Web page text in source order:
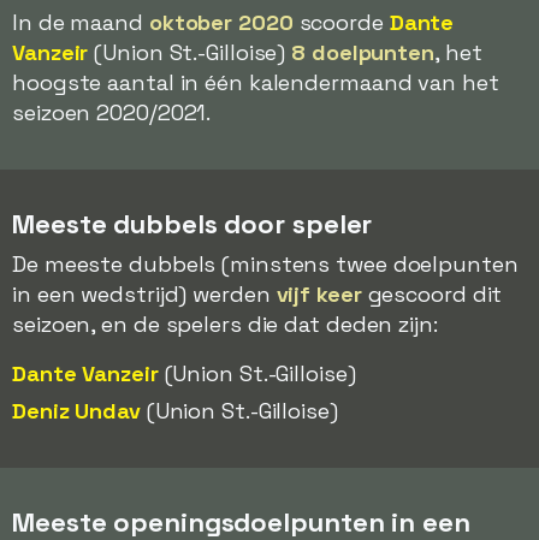
In de maand oktober 2020 scoorde Dante
Vanzeir (Union St.-Gilloise) 8 doelpunten, het
hoogste aantal in één kalendermaand van het
seizoen 2020/2021.
Meeste dubbels door speler
De meeste dubbels (minstens twee doelpunten
in een wedstrijd) werden vijf keergescoord dit
seizoen, en de spelers die dat deden zijn:
Dante Vanzeir(Union St.-Gilloise)
Deniz Undav(Union St.-Gilloise)
Meeste openingsdoelpunten in een